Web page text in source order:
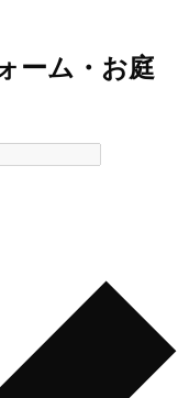
ーム・お庭